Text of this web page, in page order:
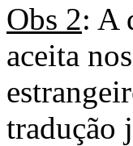
Obs 2: A
aceita
tradução